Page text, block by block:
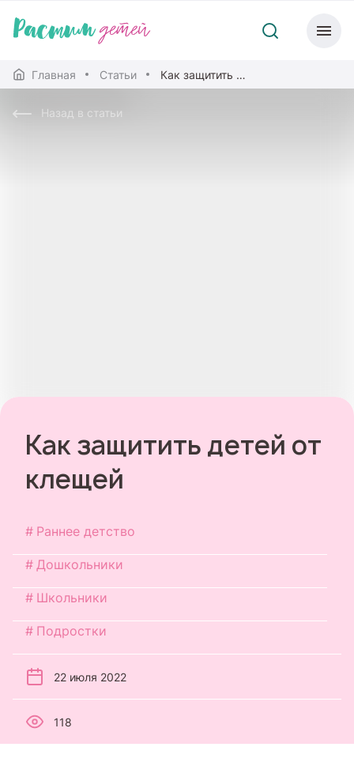
Главная Статьи Как защитить детей от клещей
Назад в статьи
Как защитить детей от
клещей
Раннее детство
Дошкольники
Школьники
Подростки
22 июля 2022
118